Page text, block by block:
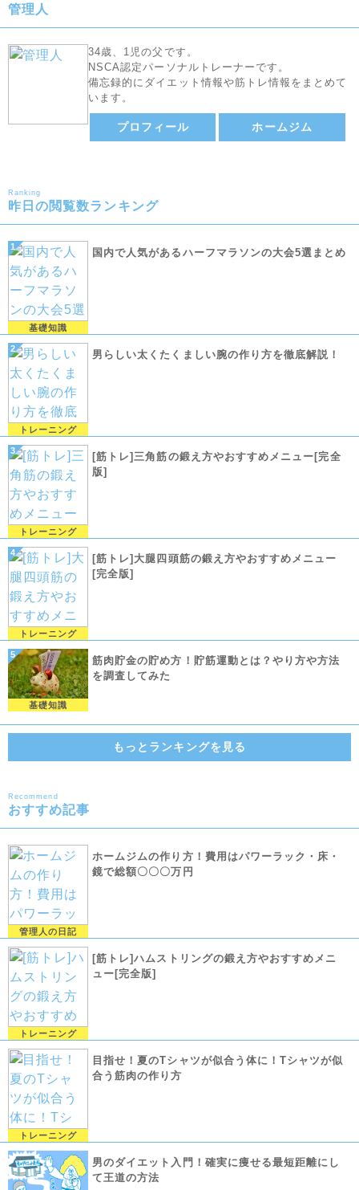
管理人
34歳、1児の父です。
NSCA認定パーソナルトレーナーです。
備忘録的にダイエット情報や筋トレ情報をまとめて
います。
プロフィール ホームジム
Ranking
昨日の閲覧数ランキング
基礎知識
国内で人気があるハーフマラソンの大会5選まとめ
トレーニング
男らしい太くたくましい腕の作り方を徹底解説！
トレーニング
[筋トレ]三角筋の鍛え方やおすすめメニュー[完全
版]
トレーニング
[筋トレ]大腿四頭筋の鍛え方やおすすめメニュー
[完全版]
基礎知識
筋肉貯金の貯め方！貯筋運動とは？やり方や方法
を調査してみた
もっとランキングを見る
Recommend
おすすめ記事
管理人の日記
ホームジムの作り方！費用はパワーラック・床・
鏡で総額〇〇〇万円
トレーニング
[筋トレ]ハムストリングの鍛え方やおすすめメニ
ュー[完全版]
トレーニング
目指せ！夏のTシャツが似合う体に！Tシャツが似
合う筋肉の作り方
男のダイエット入門！確実に痩せる最短距離にし
て王道の方法